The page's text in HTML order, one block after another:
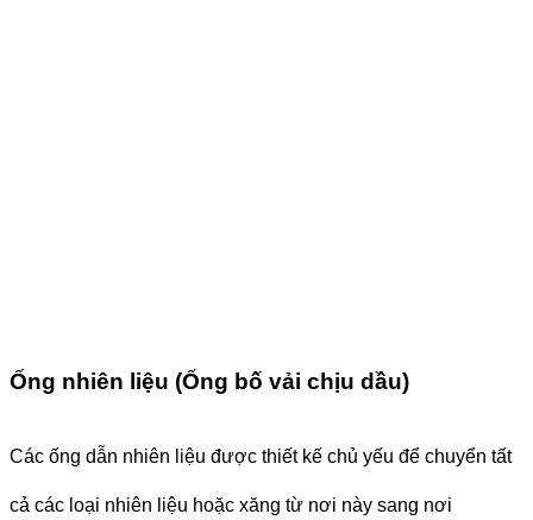
Ống nhiên liệu (Ống bố vải chịu dầu)
Các ống dẫn nhiên liệu được thiết kế chủ yếu để chuyển tất
cả các loại nhiên liệu hoặc xăng từ nơi này sang nơi